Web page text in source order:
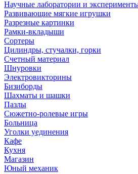
Научные лаборатории и
Развивающие мягкие игрушки
Разрезные картинки
Рамки-вкладыши
Сортеры
Цилиндры, стучалки, горки
Счетный материал
Шнуровки
Электровикторины
Бизиборды
Шахматы и шашки
Пазлы
Сюжетно-ролевые игры
Больница
Уголки уединения
Кафе
Кухня
Магазин
Юный механик